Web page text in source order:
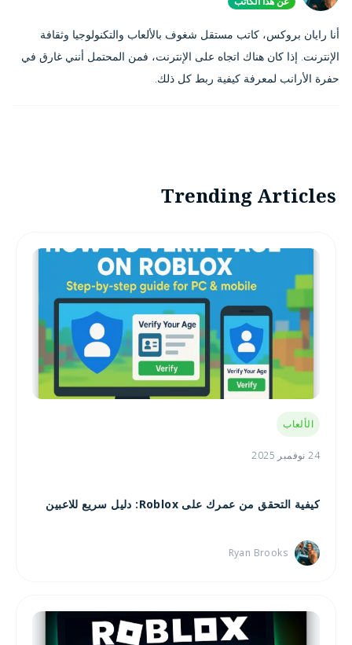
أنا رايان بروكس، كاتب مستقل شغوف بالألعاب والتكنولوجيا وثقافة
الإنترنت. إذا كان هناك اتجاه على الإنترنت، فمن المحتمل أنني غارق في
حفرة الأرانب لمعرفة كيفية ربط كل ذلك.
Trending Articles
الألعاب
24 نوفمبر 2025
كيفية التحقق من عمرك على Roblox: دليل سريع للاعبين
Ryan Brooks